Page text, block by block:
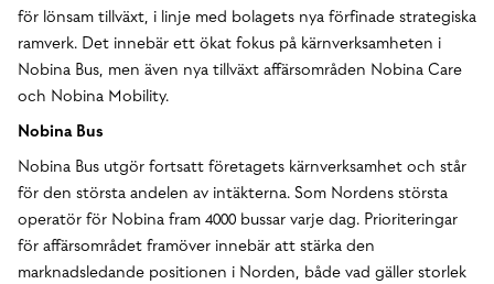
för lönsam tillväxt, i linje med bolagets nya förfinade strategiska
ramverk. Det innebär ett ökat fokus på kärnverksamheten i
Nobina Bus, men även nya tillväxt affärsområden Nobina Care
och Nobina Mobility.
Nobina Bus
Nobina Bus utgör fortsatt företagets kärnverksamhet och står
för den största andelen av intäkterna. Som Nordens största
operatör för Nobina fram 4000 bussar varje dag. Prioriteringar
för affärsområdet framöver innebär att stärka den
marknadsledande positionen i Norden, både vad gäller storlek